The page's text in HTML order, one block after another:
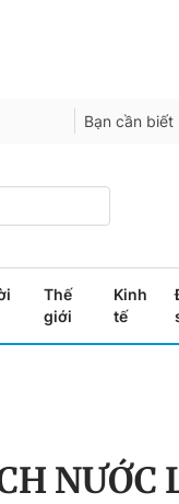
Bạn cần biết
Thế
giới
Kinh
tế
NƯỚC